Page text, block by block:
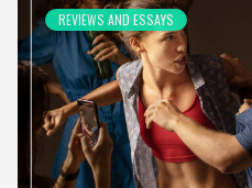
REVIEWS AND ESSAYS